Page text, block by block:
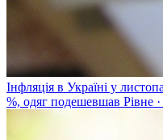
Інфляція в Україні у
%, одяг подешевшав Рівне